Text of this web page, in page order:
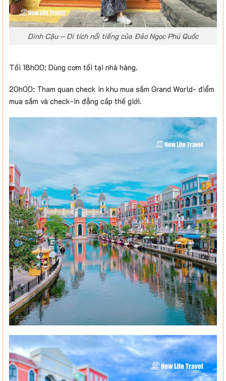
Dinh Cậu – Di tích nổi tiếng của Đảo Ngọc Phú Quốc
Tối 18h00: Dùng cơm tối tại nhà hàng.
20h00: Tham quan check in khu mua sắm Grand World- điểm
mua sắm và check-in đẳng cấp thế giới.